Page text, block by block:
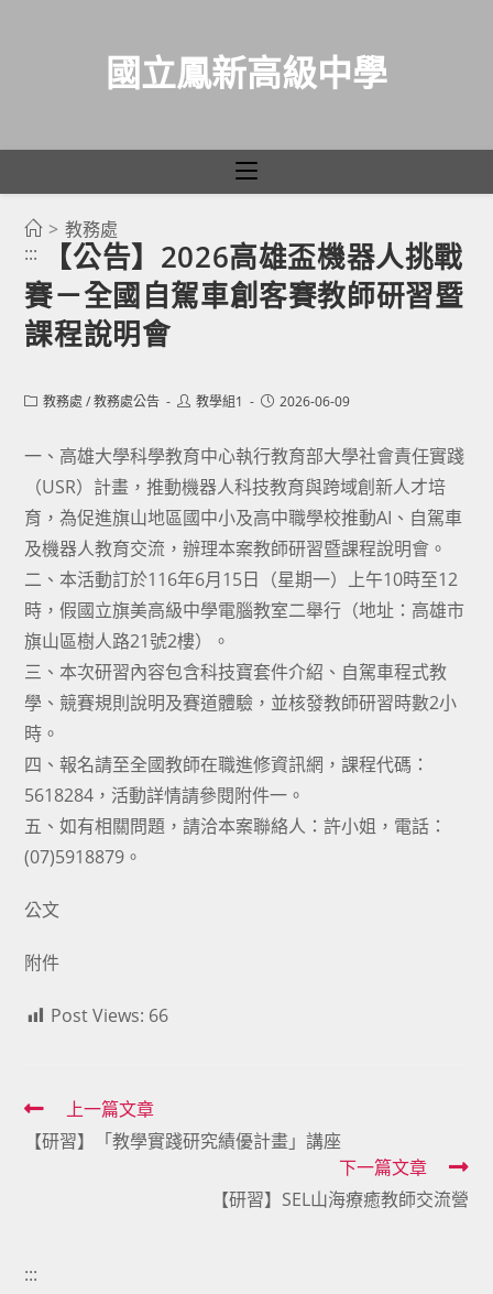
國立鳳新高級中學
> 教務處
:::
【公告】2026高雄盃機器人挑戰
賽－全國自駕車創客賽教師研習暨
課程說明會
Post教務處 / 教務處公告
Post教學組1
Post2026-06-09
一、高雄大學科學教育中心執行教育部大學社會責任實踐
（USR）計畫，推動機器人科技教育與跨域創新人才培
育，為促進旗山地區國中小及高中職學校推動AI、自駕車
及機器人教育交流，辦理本案教師研習暨課程說明會。
二、本活動訂於116年6月15日（星期一）上午10時至12
時，假國立旗美高級中學電腦教室二舉行（地址：高雄市
旗山區樹人路21號2樓）。
三、本次研習內容包含科技寶套件介紹、自駕車程式教
學、競賽規則說明及賽道體驗，並核發教師研習時數2小
時。
四、報名請至全國教師在職進修資訊網，課程代碼：
5618284，活動詳情請參閱附件一。
五、如有相關問題，請洽本案聯絡人：許小姐，電話：
(07)5918879。
公文
附件
Post Views: 66
Read
more
上一篇文章
【研習】「教學實踐研究績優計畫」講座
下一篇文章
【研習】SEL山海療癒教師交流營
:::